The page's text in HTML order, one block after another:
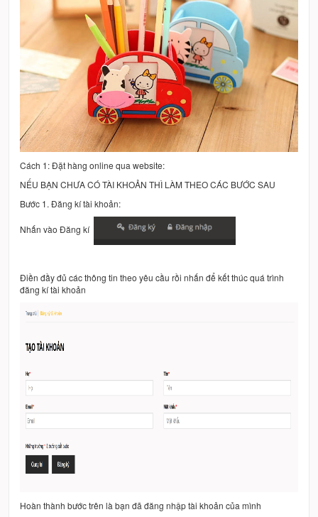
Cách 1: Đặt hàng online qua website:
NẾU BẠN CHƯA CÓ TÀI KHOẢN THÌ LÀM THEO CÁC BƯỚC SAU
Bước 1. Đăng kí tài khoản:
Nhấn vào Đăng kí
Điền đầy đủ các thông tin theo yêu cầu rồi nhấn để kết thúc quá trình
đăng kí tài khoản
Hoàn thành bước trên là bạn đã đăng nhập tài khoản của mình